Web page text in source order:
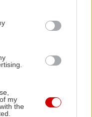
in below Google
my
the
διαρκεί 4
στις 16.00 το
κρουαζιέρα εδώ -
θα σε πάω